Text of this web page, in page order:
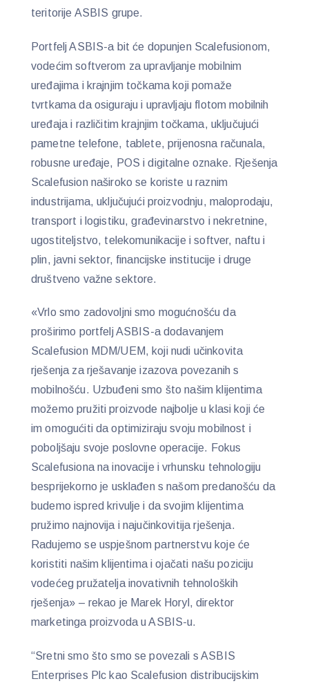
teritorije ASBIS grupe.
Portfelj ASBIS-a bit će dopunjen Scalefusionom,
vodećim softverom za upravljanje mobilnim
uređajima i krajnjim točkama koji pomaže
tvrtkama da osiguraju i upravljaju flotom mobilnih
uređaja i različitim krajnjim točkama, uključujući
pametne telefone, tablete, prijenosna računala,
robusne uređaje, POS i digitalne oznake. Rješenja
Scalefusion naširoko se koriste u raznim
industrijama, uključujući proizvodnju, maloprodaju,
transport i logistiku, građevinarstvo i nekretnine,
ugostiteljstvo, telekomunikacije i softver, naftu i
plin, javni sektor, financijske institucije i druge
društveno važne sektore.
«Vrlo smo zadovoljni smo mogućnošću da
proširimo portfelj ASBIS-a dodavanjem
Scalefusion MDM/UEM, koji nudi učinkovita
rješenja za rješavanje izazova povezanih s
mobilnošću. Uzbuđeni smo što našim klijentima
možemo pružiti proizvode najbolje u klasi koji će
im omogućiti da optimiziraju svoju mobilnost i
poboljšaju svoje poslovne operacije. Fokus
Scalefusiona na inovacije i vrhunsku tehnologiju
besprijekorno je usklađen s našom predanošću da
budemo ispred krivulje i da svojim klijentima
pružimo najnovija i najučinkovitija rješenja.
Radujemo se uspješnom partnerstvu koje će
koristiti našim klijentima i ojačati našu poziciju
vodećeg pružatelja inovativnih tehnoloških
rješenja» – rekao je Marek Horyl, direktor
marketinga proizvoda u ASBIS-u.
“Sretni smo što smo se povezali s ASBIS
Enterprises Plc kao Scalefusion distribucijskim